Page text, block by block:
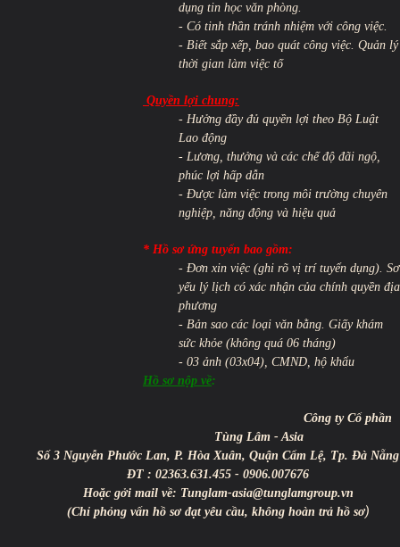
dụng tin học văn phòng.
- Có tinh thần tránh nhiệm với công việc.
- Biết sắp xếp, bao quát công việc. Quản lý
thời gian làm việc tố
Quyền lợi chung:
- Hưởng đầy đủ quyền lợi theo Bộ Luật
Lao động
- Lương, thưởng và các chế độ đãi ngộ,
phúc lợi hấp dẫn
- Được làm việc trong môi trường chuyên
nghiệp, năng động và hiệu quả
* Hồ sơ ứng tuyển bao gồm:
- Đơn xin việc (ghi rõ vị trí tuyển dụng). Sơ
yếu lý lịch có xác nhận của chính quyền địa
phương
- Bản sao các loại văn bằng. Giấy khám
sức khỏe (không quá 06 tháng)
- 03 ảnh (03x04), CMND, hộ khẩu
Hồ sơ nộp về:
Công ty Cổ phần
Tùng Lâm - Asia
Số 3 Nguyễn Phước Lan, P. Hòa Xuân, Quận Cẩm Lệ, Tp. Đà Nẵng
ĐT : 02363.631.455 - 0906.007676
Hoặc gởi mail về: Tunglam-asia@tunglamgroup.vn
(Chỉ phỏng vấn hồ sơ đạt yêu cầu, không hoàn trả hồ sơ)